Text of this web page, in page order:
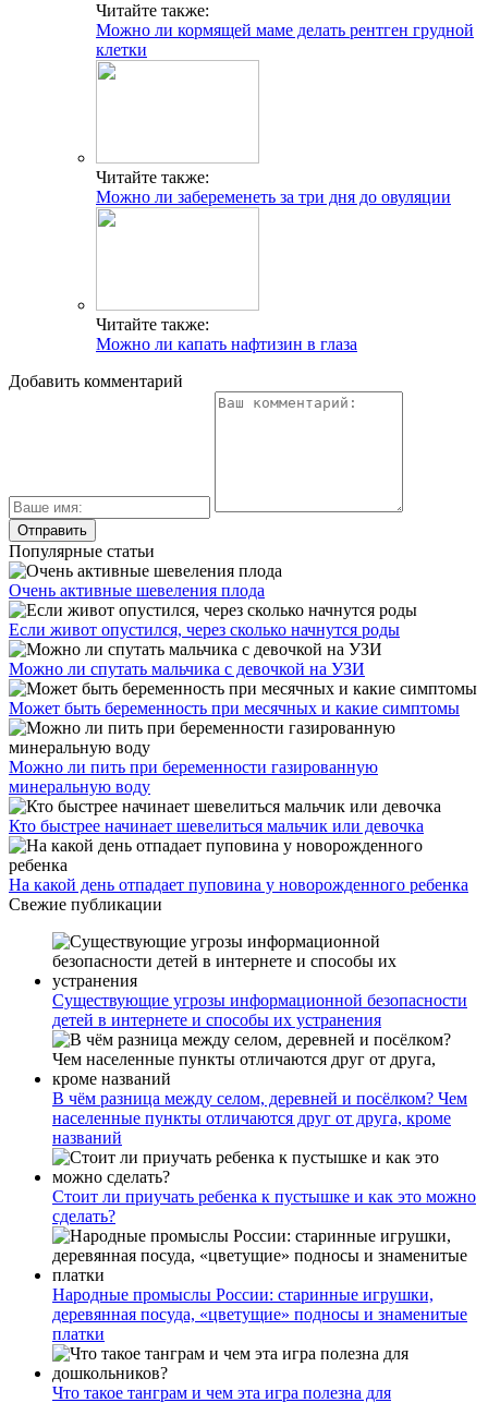
Читайте также:
Можно ли кормящей маме делать рентген грудной
клетки
Читайте также:
Можно ли забеременеть за три дня до овуляции
Читайте также:
Можно ли капать нафтизин в глаза
Добавить комментарий
Популярные статьи
Очень активные шевеления плода
Если живот опустился, через сколько начнутся роды
Можно ли спутать мальчика с девочкой на УЗИ
Может быть беременность при месячных и какие симптомы
Можно ли пить при беременности газированную
минеральную воду
Кто быстрее начинает шевелиться мальчик или девочка
На какой день отпадает пуповина у новорожденного ребенка
Свежие публикации
Существующие угрозы информационной безопасности
детей в интернете и способы их устранения
В чём разница между селом, деревней и посёлком? Чем
населенные пункты отличаются друг от друга, кроме
названий
Стоит ли приучать ребенка к пустышке и как это можно
сделать?
Народные промыслы России: старинные игрушки,
деревянная посуда, «цветущие» подносы и знаменитые
платки
Что такое танграм и чем эта игра полезна для